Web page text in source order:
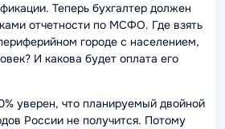
Теперь бухгалтер должен
отчетности по МСФО. Где взять
городе с населением,
И какова будет оплата его
уверен, что планируемый двойной
России не получится. Потому